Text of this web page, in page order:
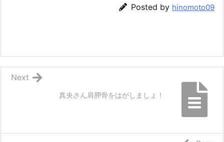
Posted by hinomoto09
真央さん肩胛骨をはがしましょ！
Next